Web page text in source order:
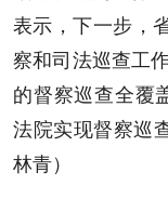
表示，下一步，
察和司法巡查工
的督察巡查全覆
法院实现督察巡
林青）